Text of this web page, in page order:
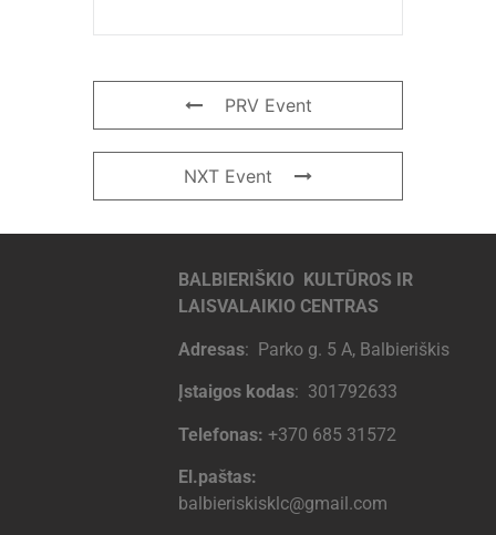
PRV Event
NXT Event
BALBIERIŠKIO KULTŪROS IR
LAISVALAIKIO CENTRAS
Adresas: Parko g. 5 A, Balbieriškis
Įstaigos kodas: 301792633
Telefonas: +370 685 31572
El.paštas:
balbieriskisklc@gmail.com